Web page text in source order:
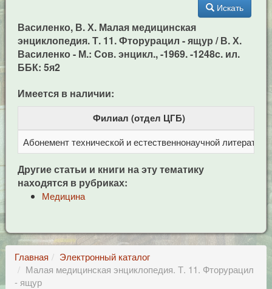
Искать
Василенко, В. Х. Малая медицинская
энциклопедия. Т. 11. Фторурацил - ящур / В. Х.
Василенко - М.: Сов. энцикл., -1969. -1248c. ил.
ББК: 5я2
Имеется в наличии:
Филиал (отдел ЦГБ)
Абонемент технической и естественнонаучной литерат
Другие статьи и книги на эту тематику
находятся в рубриках:
Медицина
Главная
Электронный каталог
Малая медицинская энциклопедия. Т. 11. Фторурацил
- ящур